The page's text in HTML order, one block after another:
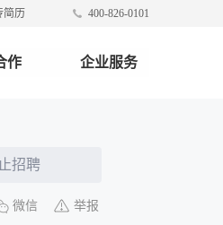
简历 400-826-0101
作 企业服务
招聘
微信 举报